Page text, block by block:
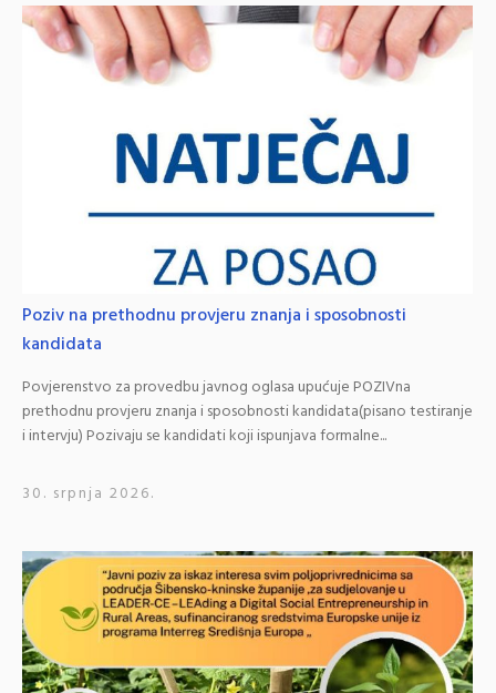
Poziv na prethodnu provjeru znanja i sposobnosti
kandidata
Povjerenstvo za provedbu javnog oglasa upućuje POZIVna
prethodnu provjeru znanja i sposobnosti kandidata(pisano testiranje
i intervju) Pozivaju se kandidati koji ispunjava formalne...
30. srpnja 2026.